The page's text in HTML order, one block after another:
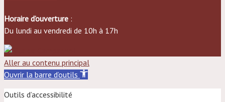
Horaire d’ouverture :
Du lundi au vendredi de 10h à 17h
Aller au contenu principal
Ouvrir la barre d’outils
Outils d’accessibilité